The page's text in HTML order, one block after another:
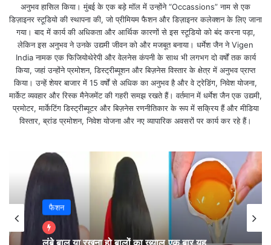
अनुभव हासिल किया। मुंबई के एक बड़े मॉल में उन्होंने “Occassions” नाम से एक
डिज़ाइनर स्टूडियो की स्थापना की, जो प्रीमियम फैशन और डिज़ाइनर कलेक्शन के लिए जाना
गया। बाद में कार्य की अधिकता और आर्थिक कारणों से इस स्टूडियो को बंद करना पड़ा,
लेकिन इस अनुभव ने उनके उद्यमी जीवन को और मजबूत बनाया। धर्मेश जैन ने Vigen
India नामक एक फिजियोथेरेपी और वेलनेस कंपनी के साथ भी लगभग दो वर्षों तक कार्य
किया, जहां उन्होंने प्रमोशन, डिस्ट्रीब्यूशन और बिज़नेस विस्तार के क्षेत्र में अनुभव प्राप्त
किया। उन्हें शेयर बाजार में 15 वर्षों से अधिक का अनुभव है और वे ट्रेडिंग, निवेश योजना,
मार्केट व्यवहार और रिस्क मैनेजमेंट की गहरी समझ रखते हैं। वर्तमान में धर्मेश जैन एक उद्यमी,
प्रमोटर, मार्केटिंग डिस्ट्रीब्यूटर और बिज़नेस रणनीतिकार के रूप में सक्रिय हैं और मीडिया
विस्तार, ब्रांड प्रमोशन, निवेश योजना और नए व्यापारिक अवसरों पर कार्य कर रहे हैं।
लेटेस्ट ऑटो न्यूज
फैशन